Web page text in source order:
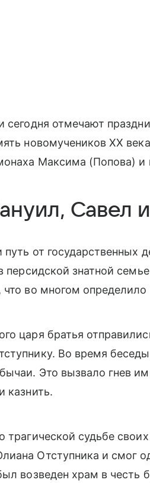
сегодня отмечают
новомучеников XX
Максима (Попова)
Савел
от государственных
персидской знатной
во многом
царя братья
Во время
Это вызвало гнев
казнить.
трагической судьбе
Отступника и смог
возведен храм в честь